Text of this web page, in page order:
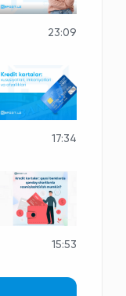
23:09
17:34
15:53